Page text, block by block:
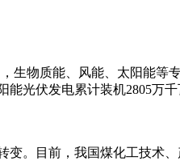
生物质能、风能、太阳能等
光伏发电累计装机2805万千
变。目前，我国煤化工技术